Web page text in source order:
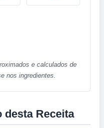
e calculados de
nos ingredientes.
desta Receita